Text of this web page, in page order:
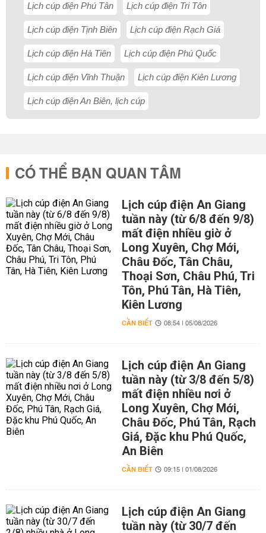
Lịch cúp điện Phú Tân Lịch cúp điện Tri Tôn
Lịch cúp điện Tịnh Biên Lịch cúp điện Rạch Giá
Lịch cúp điện Hà Tiên Lịch cúp điện Phú Quốc
Lịch cúp điện Vĩnh Thuận Lịch cúp điện Kiên Lương
Lịch cúp điện An Biên, lịch cúp
CÓ THỂ BẠN QUAN TÂM
Lịch cúp điện An Giang
tuần này (từ 6/8 đến 9/8)
mất điện nhiều giờ ở
Long Xuyên, Chợ Mới,
Châu Đốc, Tân Châu,
Thoại Sơn, Châu Phú, Tri
Tôn, Phú Tân, Hà Tiên,
Kiên Lương
CẦN BIẾT 08:54 | 05/08/2026
Lịch cúp điện An Giang
tuần này (từ 3/8 đến 5/8)
mất điện nhiều nơi ở
Long Xuyên, Chợ Mới,
Châu Đốc, Phú Tân, Rạch
Giá, Đặc khu Phú Quốc,
An Biên
CẦN BIẾT 09:15 | 01/08/2026
Lịch cúp điện An Giang
tuần này (từ 30/7 đến